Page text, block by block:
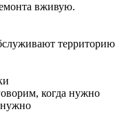
вживую.
территорию
когда нужно
нужно